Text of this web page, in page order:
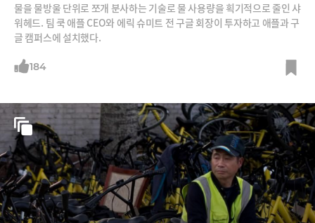
물을 물방울 단위로 쪼개 분사하는 기술로 물 사용량을 획기적으로 줄인 샤
워헤드. 팀 쿡 애플 CEO와 에릭 슈미트 전 구글 회장이 투자하고 애플과 구
글 캠퍼스에 설치했다.
184